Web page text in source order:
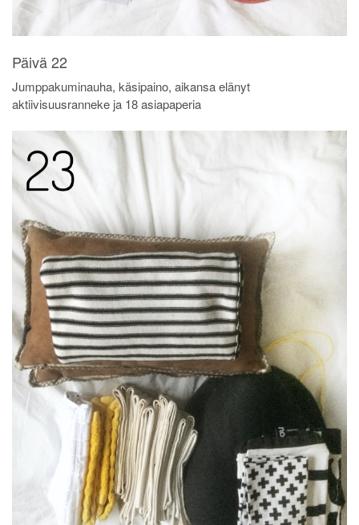
Päivä 22
Jumppakuminauha, käsipaino, aikansa elänyt
aktiivisuusranneke ja 18 asiapaperia